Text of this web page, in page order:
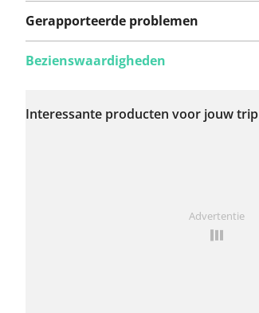
Gerapporteerde problemen
problemen op deze
Bezienswaardigheden
Interessante producten voor jouw trip
Advertentie